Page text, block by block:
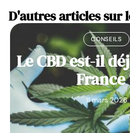
D'autres articles sur
CONSEILS
Le CBD est-il
France
11 mars 2026